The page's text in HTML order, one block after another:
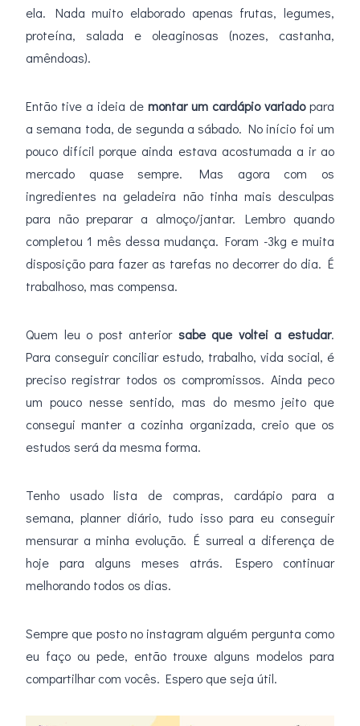
ela. Nada muito elaborado apenas frutas, legumes,
proteína, salada e oleaginosas (nozes, castanha,
amêndoas).
Então tive a ideia de montar um cardápio variadopara
a semana toda, de segunda a sábado. No início foi um
pouco difícil porque ainda estava acostumada a ir ao
mercado quase sempre. Mas agora com os
ingredientes na geladeira não tinha mais desculpas
para não preparar a almoço/jantar. Lembro quando
completou 1 mês dessa mudança. Foram -3kg e muita
disposição para fazer as tarefas no decorrer do dia. É
trabalhoso, mas compensa.
Quem leu o post anterior sabe que voltei a estudar.
Para conseguir conciliar estudo, trabalho, vida social, é
preciso registrar todos os compromissos. Ainda peco
um pouco nesse sentido, mas do mesmo jeito que
consegui manter a cozinha organizada, creio que os
estudos será da mesma forma.
Tenho usado lista de compras, cardápio para a
semana, planner diário, tudo isso para eu conseguir
mensurar a minha evolução. É surreal a diferença de
hoje para alguns meses atrás. Espero continuar
melhorando todos os dias.
Sempre que posto no instagram alguém pergunta como
eu faço ou pede, então trouxe alguns modelos para
compartilhar com vocês. Espero que seja útil.